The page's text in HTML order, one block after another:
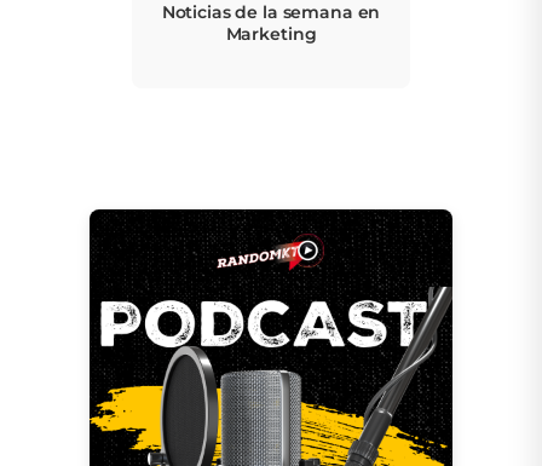
Noticias de la semana en
Marketing